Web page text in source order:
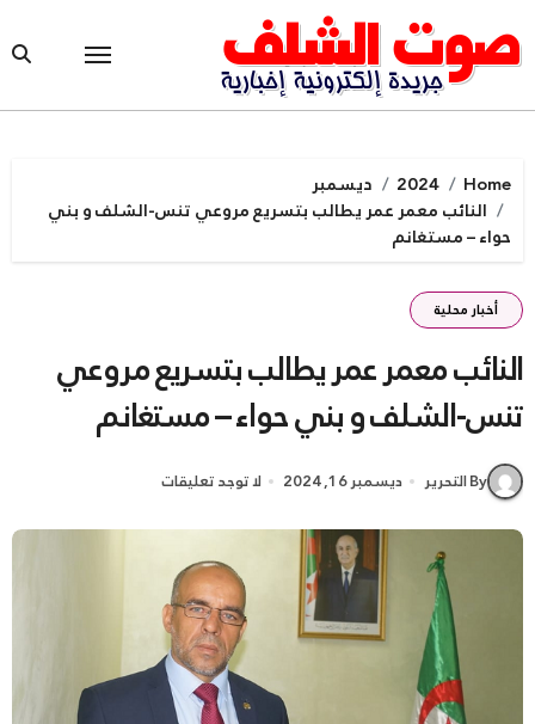
to
content
Home
2024
ديسمبر
النائب معمر عمر يطالب بتسريع مروعي تنس-الشلف و بني
حواء – مستغانم
أخبار محلية
النائب معمر عمر يطالب بتسريع مروعي
تنس-الشلف و بني حواء – مستغانم
By التحرير ديسمبر 16, 2024 لا توجد تعليقات